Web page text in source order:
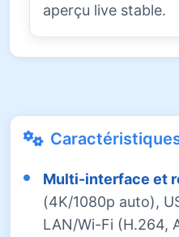
aperçu live stable.
Multi-interface et
(4K/1080p auto),
LAN/Wi-Fi (H.264,